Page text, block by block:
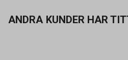
ANDRA KUNDER HAR